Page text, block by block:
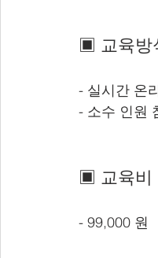
▣ 교육방
- 실시간 온
- 소수 인원
▣ 교육비
- 99,000 원